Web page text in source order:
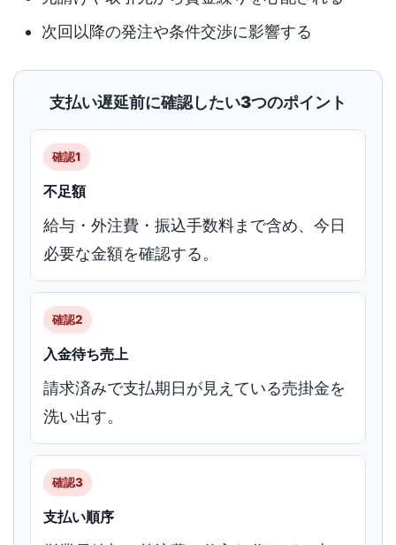
次回以降の発注や条件交渉に影響する
支払い遅延前に確認したい3つのポイント
確認1
不足額
給与・外注費・振込手数料まで含め、今日
必要な金額を確認する。
確認2
入金待ち売上
請求済みで支払期日が見えている売掛金を
洗い出す。
確認3
支払い順序